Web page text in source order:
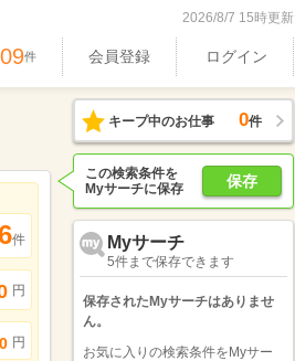
2026/8/7 15時更新
件 会員登録 ログイン
件
円
円
キープ中のお仕事 0件
保存
この検索条件を
Myサーチに保存
Myサーチ
5件まで保存できます
保存されたMyサーチはありませ
ん。
お気に入りの検索条件をMyサー